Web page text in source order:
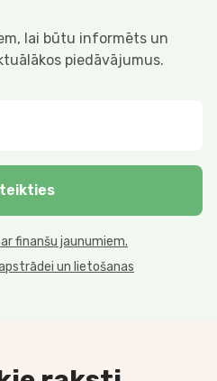
lai būtu informēts un
piedāvājumus.
finanšu jaunumiem.
un lietošanas